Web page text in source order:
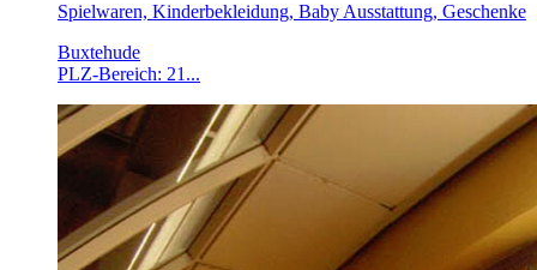
Spielwaren, Kinderbekleidung, Baby Ausstattung, Geschenke
Buxtehude
PLZ-Bereich: 21...